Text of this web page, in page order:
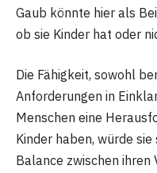
Gaub könnte hier als
ob sie Kinder hat oder
Die Fähigkeit, sowohl
Anforderungen in
Menschen eine
Kinder haben, würde
Balance zwischen